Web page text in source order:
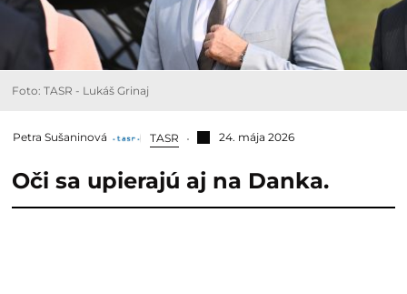
Foto: TASR - Lukáš Grinaj
Petra Sušaninová TASR 24. mája 2026
Oči sa upierajú aj na Danka.